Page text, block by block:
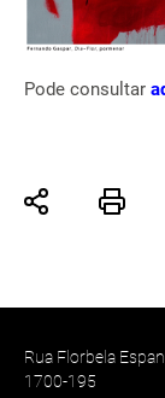
Pode consultar
Rua Florbela
1700-195